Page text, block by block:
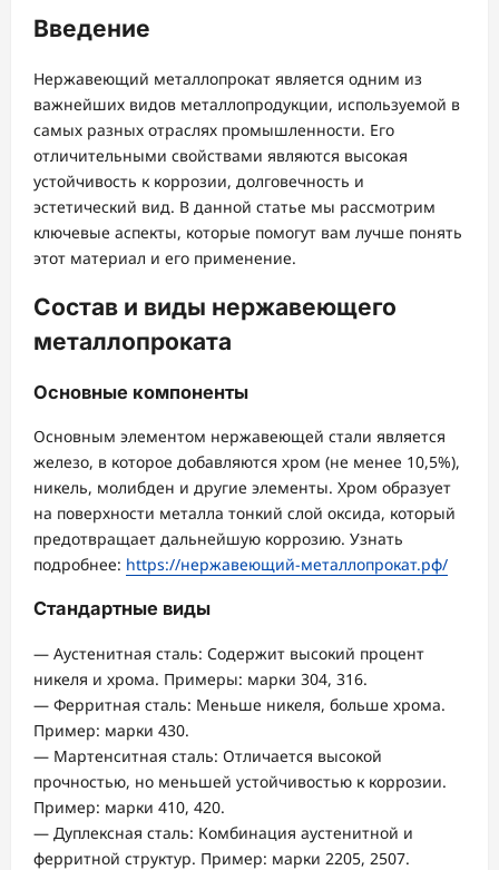
Введение
Нержавеющий металлопрокат является одним из
важнейших видов металлопродукции, используемой в
самых разных отраслях промышленности. Его
отличительными свойствами являются высокая
устойчивость к коррозии, долговечность и
эстетический вид. В данной статье мы рассмотрим
ключевые аспекты, которые помогут вам лучше понять
этот материал и его применение.
Состав и виды нержавеющего
металлопроката
Основные компоненты
Основным элементом нержавеющей стали является
железо, в которое добавляются хром (не менее 10,5%),
никель, молибден и другие элементы. Хром образует
на поверхности металла тонкий слой оксида, который
предотвращает дальнейшую коррозию. Узнать
подробнее: https://нержавеющий-металлопрокат.рф/
Стандартные виды
— Аустенитная сталь: Содержит высокий процент
никеля и хрома. Примеры: марки 304, 316.
— Ферритная сталь: Меньше никеля, больше хрома.
Пример: марки 430.
— Мартенситная сталь: Отличается высокой
прочностью, но меньшей устойчивостью к коррозии.
Пример: марки 410, 420.
— Дуплексная сталь: Комбинация аустенитной и
ферритной структур. Пример: марки 2205, 2507.